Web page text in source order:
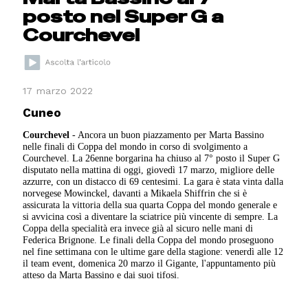
posto nel Super G a
Courchevel
17 marzo 2022
Cuneo
Courchevel - Ancora un buon piazzamento per Marta Bassino
nelle finali di Coppa del mondo in corso di svolgimento a
Courchevel. La 26enne borgarina ha chiuso al 7° posto il Super G
disputato nella mattina di oggi, giovedì 17 marzo, migliore delle
azzurre, con un distacco di 69 centesimi. La gara è stata vinta dalla
norvegese Mowinckel, davanti a Mikaela Shiffrin che si è
assicurata la vittoria della sua quarta Coppa del mondo generale e
si avvicina così a diventare la sciatrice più vincente di sempre. La
Coppa della specialità era invece già al sicuro nelle mani di
Federica Brignone. Le finali della Coppa del mondo proseguono
nel fine settimana con le ultime gare della stagione: venerdì alle 12
il team event, domenica 20 marzo il Gigante, l'appuntamento più
atteso da Marta Bassino e dai suoi tifosi.